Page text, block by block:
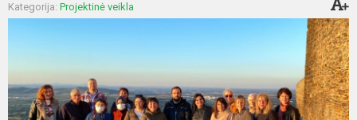
Kategorija: Projektinė veikla